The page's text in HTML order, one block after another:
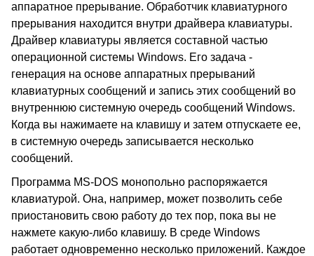
аппаратное прерывание. Обработчик клавиатурного
прерывания находится внутри драйвера клавиатуры.
Драйвер клавиатуры является составной частью
операционной системы Windows. Его задача -
генерация на основе аппаратных прерываний
клавиатурных сообщений и запись этих сообщений во
внутреннюю системную очередь сообщений Windows.
Когда вы нажимаете на клавишу и затем отпускаете ее,
в системную очередь записывается несколько
сообщений.
Программа MS-DOS монопольно распоряжается
клавиатурой. Она, например, может позволить себе
приостановить свою работу до тех пор, пока вы не
нажмете какую-либо клавишу. В среде Windows
работает одновременно несколько приложений. Каждое